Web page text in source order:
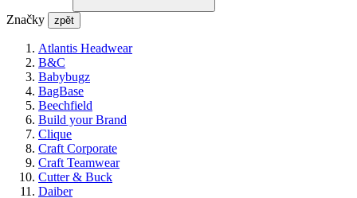
Značky zpět
Atlantis Headwear
B&C
Babybugz
BagBase
Beechfield
Build your Brand
Clique
Craft Corporate
Craft Teamwear
Cutter & Buck
Daiber